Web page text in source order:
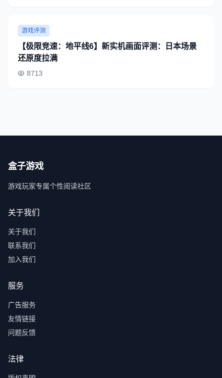
游戏评测
【极限竞速：地平线6】新实机画面评测：日本场景
还原度拉满
8713
盒子游戏
游戏玩家专属个性阅读社区
关于我们
关于我们
联系我们
加入我们
服务
广告服务
友情链接
问题反馈
法律